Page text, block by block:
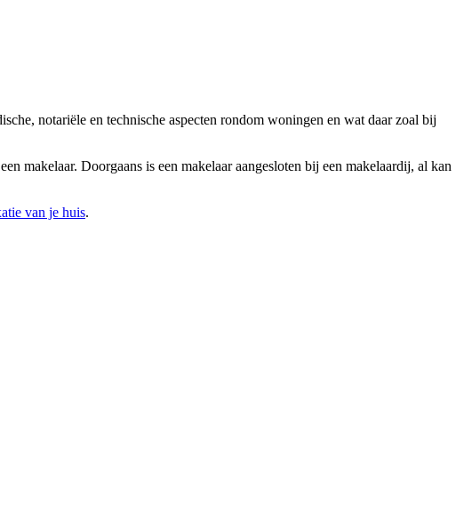
notariële en technische aspecten rondom woningen en wat daar zoal bij
makelaar. Doorgaans is een makelaar aangesloten bij een makelaardij, al kan
van je huis.